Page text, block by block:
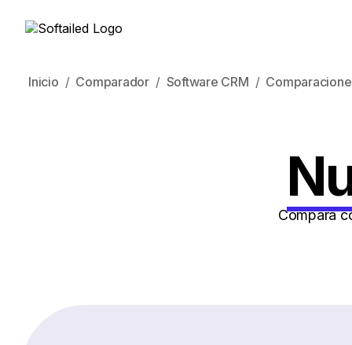
Inicio Comparador Software CRM
Compara